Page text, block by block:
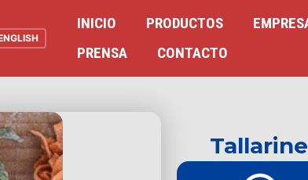
INICIO PRODUCTOS
PRENSA
CONTACTO